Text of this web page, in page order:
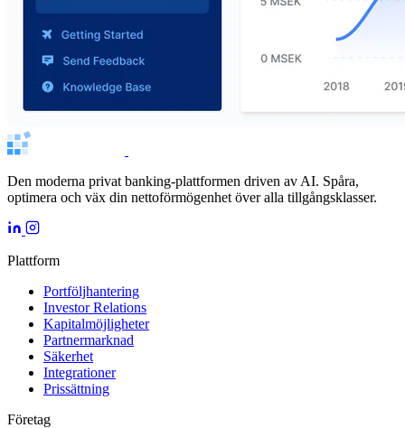
Den moderna privat banking-plattformen driven av AI. Spåra,
optimera och väx din nettoförmögenhet över alla tillgångsklasser.
Plattform
Portföljhantering
Investor Relations
Kapitalmöjligheter
Partnermarknad
Säkerhet
Integrationer
Prissättning
Företag